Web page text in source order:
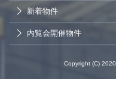
新着物件
内覧会開催物件
Copyright (C)